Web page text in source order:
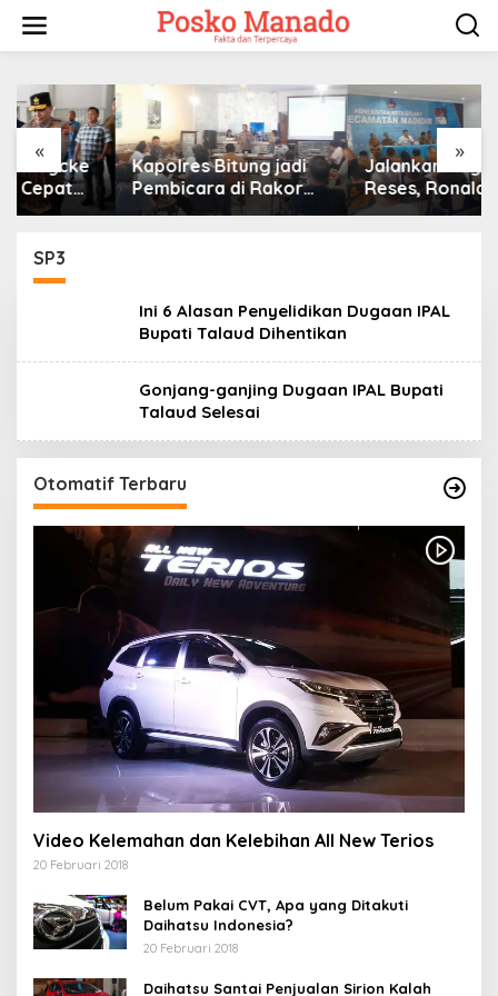
konten
« »
Kapolres Bitung jadi
Pembicara di Rakor
KPU terkait Persiapan
Jalankan Kegiatan
Reses, Ronald Kansil
Terima Keluhan Warga
SP3
Ini 6 Alasan Penyelidikan Dugaan IPAL
Bupati Talaud Dihentikan
Gonjang-ganjing Dugaan IPAL Bupati
Talaud Selesai
Otomatif Terbaru
Video Kelemahan dan Kelebihan All New Terios
20 Februari 2018
Belum Pakai CVT, Apa yang Ditakuti
Daihatsu Indonesia?
20 Februari 2018
Daihatsu Santai Penjualan Sirion Kalah